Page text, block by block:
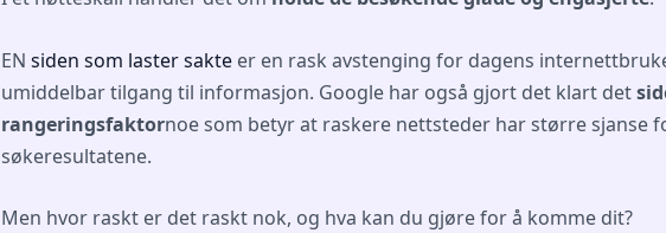
EN siden som laster sakte er en rask avstenging for dagens
umiddelbar tilgang til informasjon. Google har også gjort det klart det
rangeringsfaktornoe som betyr at raskere nettsteder har større sjanse
søkeresultatene.
Men hvor raskt er det raskt nok, og hva kan du gjøre for å komme dit?